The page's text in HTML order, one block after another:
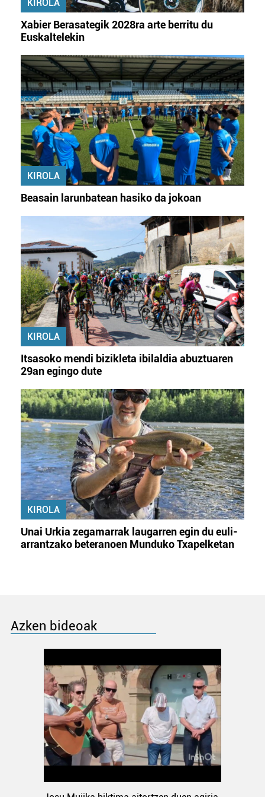
KIROLA
Xabier Berasategik 2028ra arte berritu du
Euskaltelekin
KIROLA
Beasain larunbatean hasiko da jokoan
KIROLA
Itsasoko mendi bizikleta ibilaldia abuztuaren
29an egingo dute
KIROLA
Unai Urkia zegamarrak laugarren egin du euli-
arrantzako beteranoen Munduko Txapelketan
Azken bideoak